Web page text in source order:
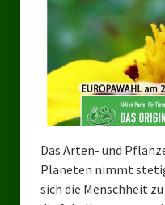
Das Arten- und
Planeten nimmt
sich die Menschheit